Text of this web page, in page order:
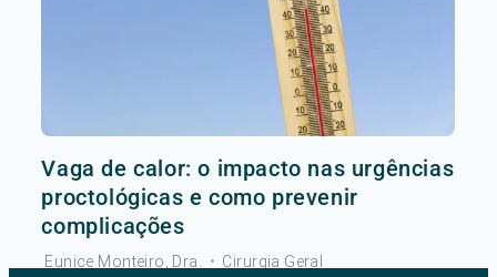
Vaga de calor: o impacto nas urgências
proctológicas e como prevenir
complicações
Eunice Monteiro, Dra. • Cirurgia Geral